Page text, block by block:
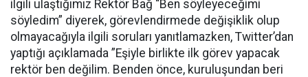
ilgili ulaştığımız Rektör Bağ “Ben söyleyeceğimi
söyledim” diyerek, görevlendirmede değişiklik olup
olmayacağıyla ilgili soruları yanıtlamazken, Twitter’dan
yaptığı açıklamada ”Eşiyle birlikte ilk görev yapacak
rektör ben değilim. Benden önce, kuruluşundan beri